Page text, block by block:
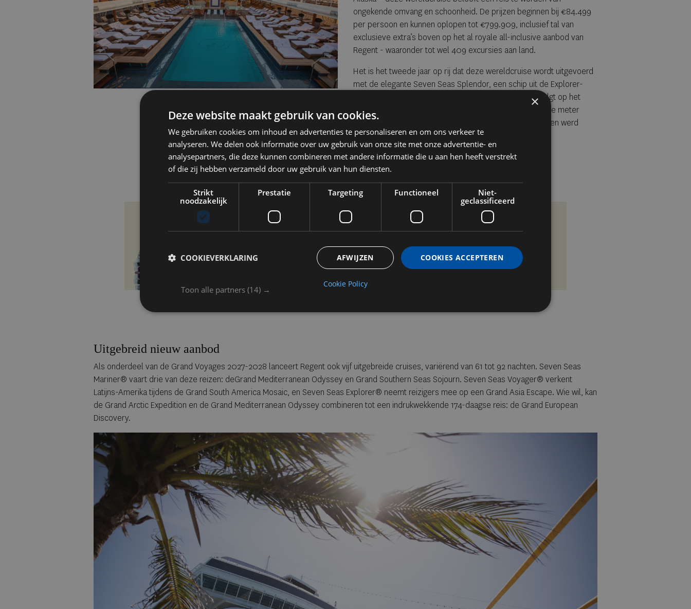
ongekende omvang en schoonheid. De prijzen beginnen bij €84.499
per persoon en kunnen oplopen tot €799.909, inclusief tal van
exclusieve extra’s boven op het al royale all-inclusive aanbod van
Regent - waaronder tot wel 409 excursies aan land.
Het is het tweede jaar op rij dat deze wereldcruise wordt uitgevoerd
met de elegante Seven Seas Splendor, een schip uit de Explorer-
klasse dat plaats biedt aan maximaal 746 gasten. Dit volgt op het
grote succes van de 2027-editie, waarbij de 413 vierkante meter
grote Regent Suite voor een recordbedrag van $1,7 miljoen werd
geboekt.
Uitgebreid nieuw aanbod
Als onderdeel van de Grand Voyages 2027-2028 lanceert Regent ook vijf uitgebreide cruises, variërend van 61 tot 92 nachten. Seven Seas
Mariner® vaart drie van deze reizen: deGrand Mediterranean Odyssey en Grand Southern Seas Sojourn. Seven Seas Voyager® verkent
Latijns-Amerika tijdens de Grand South America Mosaic, en Seven Seas Explorer® neemt reizigers mee op een Grand Asia Escape. Wie wil, kan
de Grand Arctic Expedition en de Grand Mediterranean Odyssey combineren tot een indrukwekkende 174-daagse reis: de Grand European
Discovery.
×
Deze website maakt gebruik van cookies.
We gebruiken cookies om inhoud en advertenties te personaliseren en om ons verkeer te
analyseren. We delen ook informatie over uw gebruik van onze site met onze advertentie- en
analysepartners, die deze kunnen combineren met andere informatie die u aan hen heeft verstrekt
of die zij hebben verzameld door uw gebruik van hun diensten.
Toon alle partners (14) →
Strikt
noodzakelijk
Prestatie Targeting Functioneel
Niet-
geclassificeerd
COOKIES ACCEPTEREN
AFWIJZEN
COOKIEVERKLARING
Cookie Policy